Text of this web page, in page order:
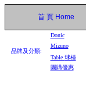
首 頁 Home
品牌及分類:
Donic
Mizuno
Table 球檯
團購優惠